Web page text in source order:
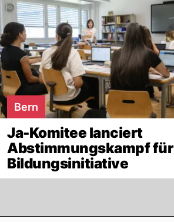
Bern
Ja-Komitee lanciert
Abstimmungskampf für
Bildungsinitiative